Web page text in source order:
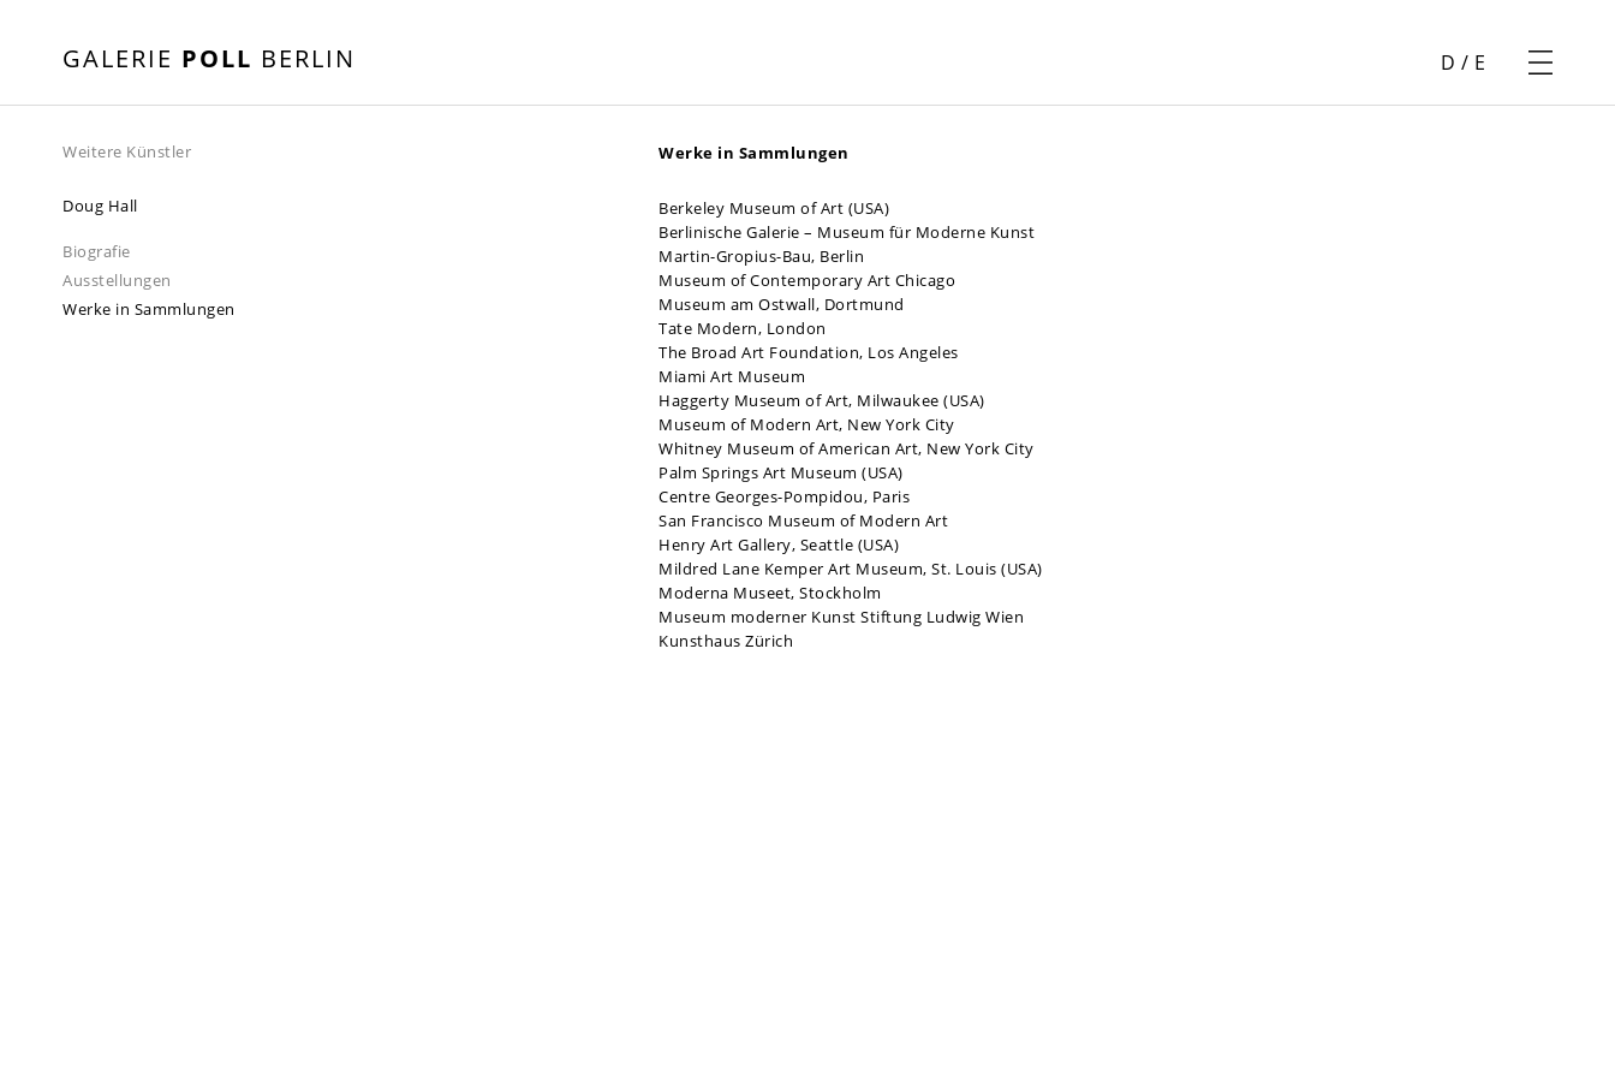
GALERIE POLL BERLIN D / E
Weitere Künstler
Doug Hall
Biografie
Ausstellungen
Werke in Sammlungen
Werke in Sammlungen
Berkeley Museum of Art (USA)
Berlinische Galerie – Museum für Moderne Kunst
Martin-Gropius-Bau, Berlin
Museum of Contemporary Art Chicago
Museum am Ostwall, Dortmund
Tate Modern, London
The Broad Art Foundation, Los Angeles
Miami Art Museum
Haggerty Museum of Art, Milwaukee (USA)
Museum of Modern Art, New York City
Whitney Museum of American Art, New York City
Palm Springs Art Museum (USA)
Centre Georges-Pompidou, Paris
San Francisco Museum of Modern Art
Henry Art Gallery, Seattle (USA)
Mildred Lane Kemper Art Museum, St. Louis (USA)
Moderna Museet, Stockholm
Museum moderner Kunst Stiftung Ludwig Wien
Kunsthaus Zürich